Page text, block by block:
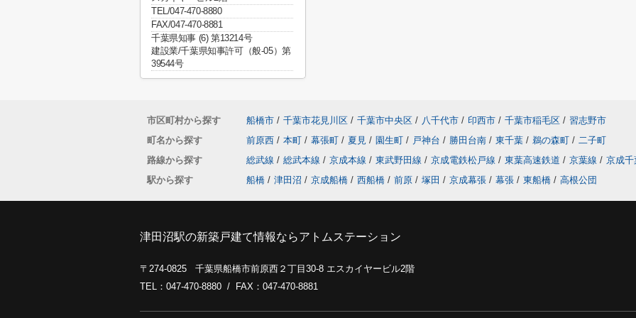
TEL/047-470-8880
FAX/047-470-8881
千葉県知事 (6) 第13214号
建設業/千葉県知事許可（般-05）第
39544号
市区町村から探す 船橋市 / 千葉市花見川区 / 千葉市中央区 / 八千代市 / 印西市 / 千葉市稲毛区 / 習志野市
町名から探す
前原西 / 本町 / 幕張町 / 夏見 / 園生町 / 戸神台 / 勝田台南 / 東千葉 / 鵜の森町 / 二子町
路線から探す
総武線 / 総武本線 / 京成本線 / 東武野田線 / 京成電鉄松戸線 / 東葉高速鉄道 / 京葉線 / 京成千
駅から探す
船橋 / 津田沼 / 京成船橋 / 西船橋 / 前原 / 塚田 / 京成幕張 / 幕張 / 東船橋 / 高根公団
津田沼駅の新築戸建て情報ならアトムステーション
〒274-0825 千葉県船橋市前原西２丁目30-8 エスカイヤービル2階
TEL：047-470-8880 / FAX：047-470-8881